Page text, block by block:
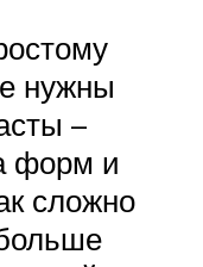
нужны
–
форм и
сложно